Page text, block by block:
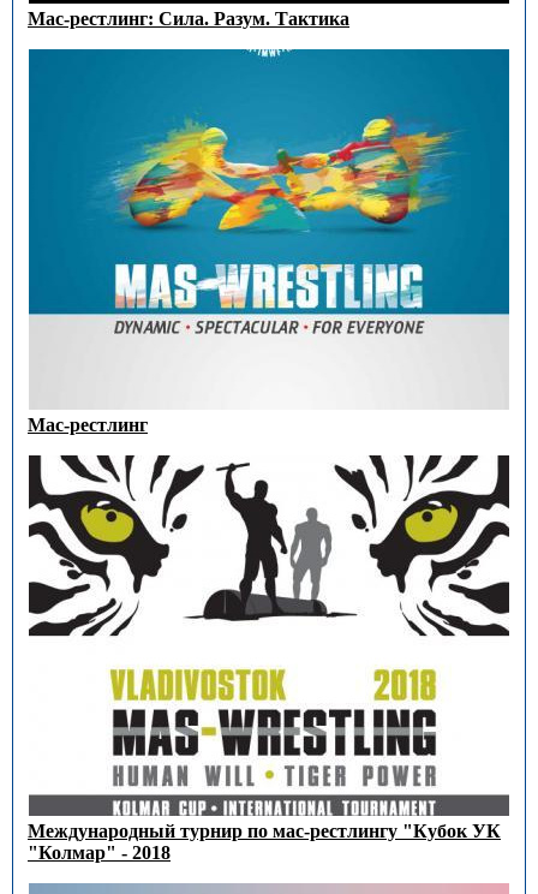
Мас-рестлинг: Сила. Разум. Тактика
Мас-рестлинг
Международный турнир по мас-рестлингу "Кубок УК
"Колмар" - 2018